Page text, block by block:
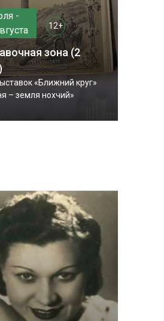
-
12+
зона (2
«Ближний круг»
– земля нохчий»